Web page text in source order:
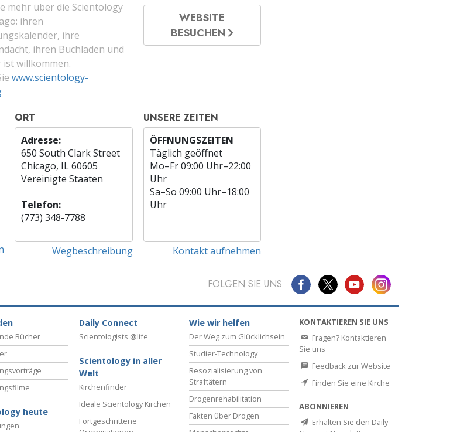
mehr über die Scientology
ihren
ihre
ihren Buchladen und
ist willkommen.
www.scientology-
WEBSITE
BESUCHEN
ORT
Adresse:
650 South Clark Street
Chicago, IL 60605
Vereinigte Staaten
Telefon:
(773) 348-7788
Wegbeschreibung
UNSERE ZEITEN
ÖFFNUNGSZEITEN
Täglich geöffnet
Mo–Fr09:00 Uhr–22:00
Uhr
Sa–So 09:00 Uhr–18:00
Uhr
Kontakt aufnehmen
FOLGEN SIE UNS
Bücher
heute
Daily Connect
Scientologists @life
Scientology in aller
Welt
Kirchenfinder
Ideale Scientology Kirchen
Fortgeschrittene
Wie wir helfen
Der Weg zum Glücklichsein
Studier-Technology
Resozialisierung von
Straftätern
Drogenrehabilitation
Fakten über Drogen
KONTAKTIEREN SIE UNS
Fragen? Kontaktieren
Sie uns
Feedback zur Website
Finden Sie eine Kirche
ABONNIEREN
Erhalten Sie den Daily